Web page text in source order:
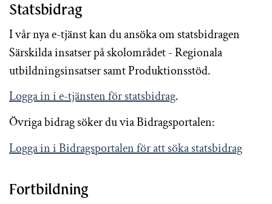
Statsbidrag
I vår nya e-tjänst kan du ansöka om statsbidragen
Särskilda insatser på skolområdet - Regionala
utbildningsinsatser samt Produktionsstöd.
Logga in i e-tjänsten för statsbidrag.
Övriga bidrag söker du via Bidragsportalen:
Logga in i Bidragsportalen för att söka statsbidrag
Fortbildning